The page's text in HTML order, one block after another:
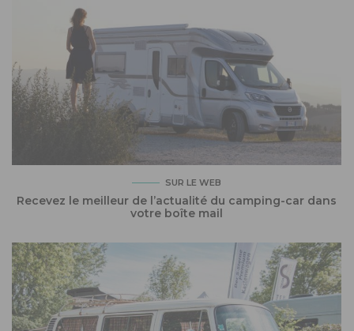
SUR LE WEB
Recevez le meilleur de l’actualité du camping-car dans
votre boîte mail